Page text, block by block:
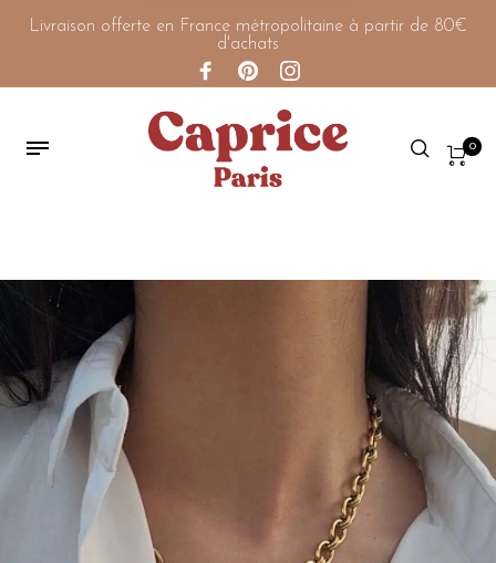
Livraison offerte en France métropolitaine à partir de 80€
d'achats
0